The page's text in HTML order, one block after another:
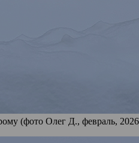
(фото Олег Д., февраль,